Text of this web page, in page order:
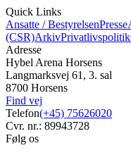
Quick Links
Ansatte / BestyrelsenPresse
(CSR)ArkivPrivatlivspolitik
Adresse
Hybel Arena Horsens
Langmarksvej 61, 3. sal
8700 Horsens
Find vej
Telefon(+45) 75626020
Cvr. nr.: 89943728
Følg os